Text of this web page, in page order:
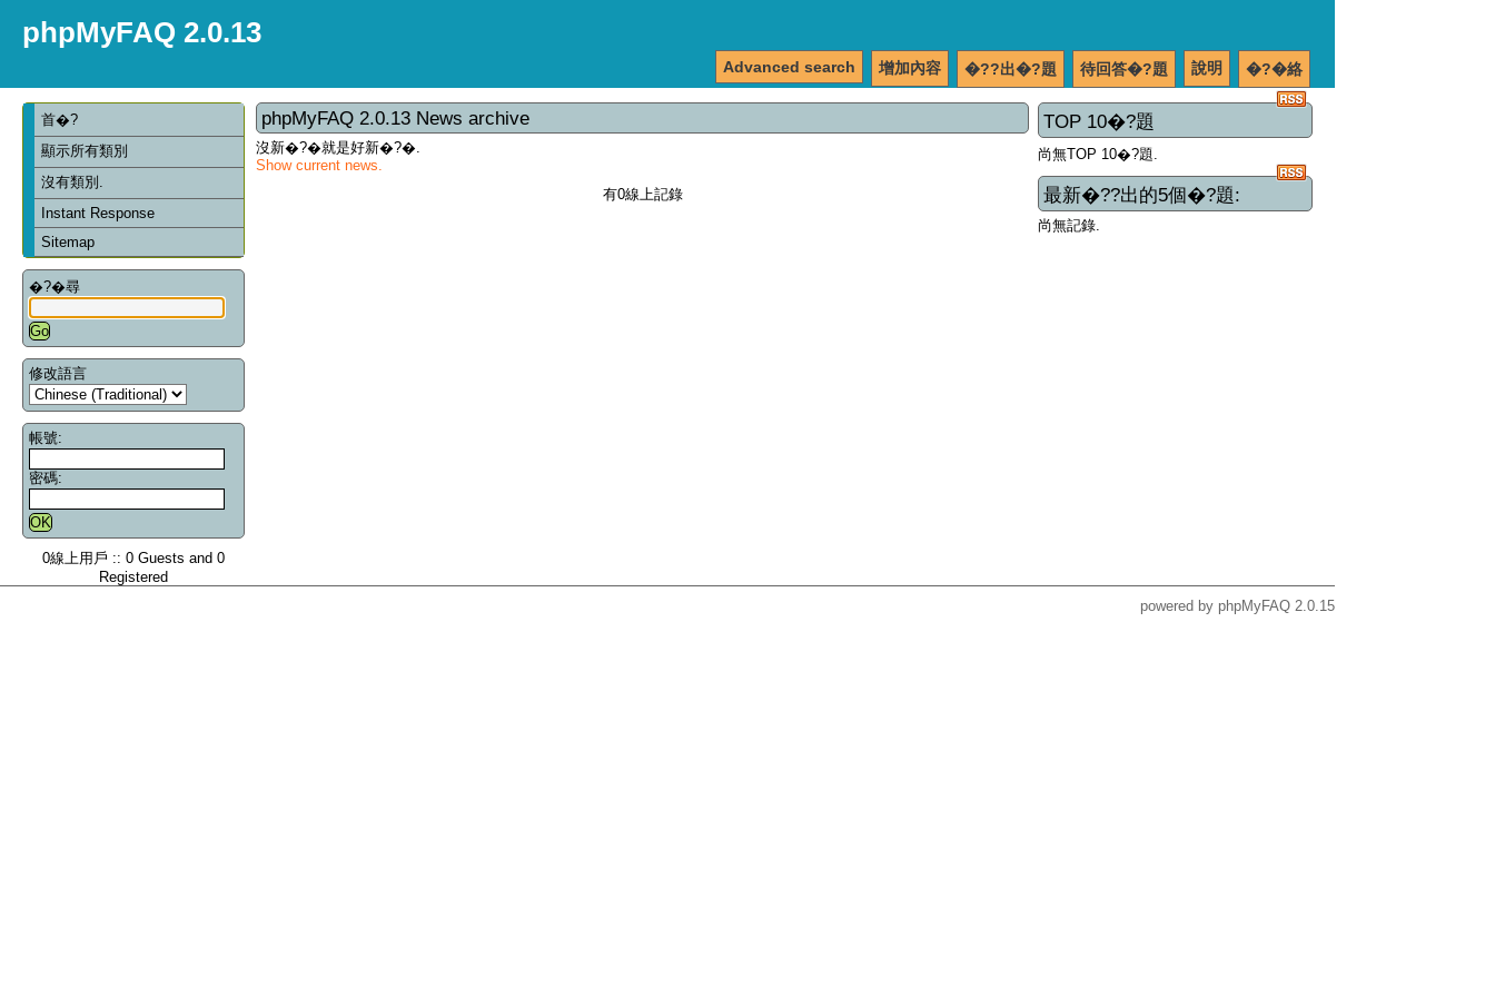
phpMyFAQ 2.0.13
�?�絡
說明
待回答�?題
�??出�?題
增加內容
Advanced search
首�?
顯示所有類別
沒有類別.
Instant Response
Sitemap
�?�尋
修改語言
帳號:
密碼:
0線上用戶 :: 0 Guests and 0
Registered
TOP 10�?題
尚無TOP 10�?題.
最新�??出的5個�?題:
尚無記錄.
phpMyFAQ 2.0.13 News archive
沒新�?�就是好新�?�.
Show current news.
有0線上記錄
powered by phpMyFAQ 2.0.15